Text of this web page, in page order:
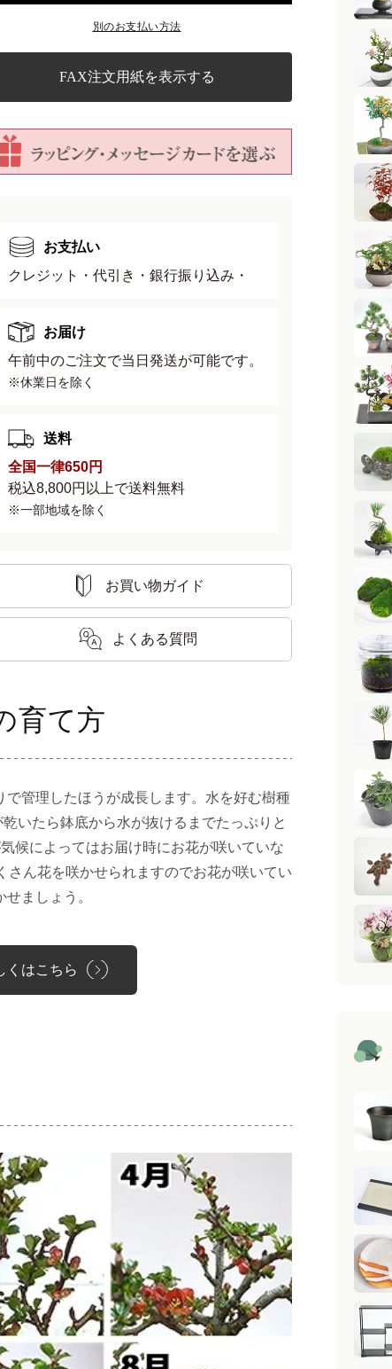
め
具
セ
け
皿
付
の
数
量
ら
す
じ
め
て
セ
け
皿
付
の
数
量
を
す
別のお支払い方法
FAX注文用紙を表示する
お支払い
クレジット・代引き・銀行振り込み・
お届け
午前中のご注文で当日発送が可能です。
※休業日を除く
送料
全国一律650円
税込8,800円以上で送料無料
※一部地域を除く
お買い物ガイド
よくある質問
育て方
管理したほうが成長します。水を好む樹種
いたら鉢底から水が抜けるまでたっぷりと
候によってはお届け時にお花が咲いていな
ん花を咲かせられますのでお花が咲いてい
ましょう。
くはこちら